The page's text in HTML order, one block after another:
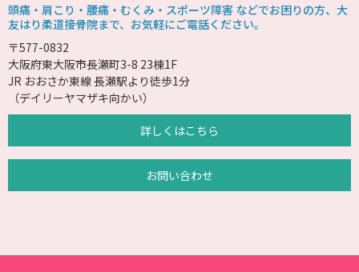
頭痛・肩こり・腰痛・むくみ・スポーツ障害 などでお困りの方、大
友はり柔道接骨院まで、お気軽にご電話ください。
〒577-0832
大阪府東大阪市長瀬町3-8 23棟1F
JR おおさか東線 長瀬駅より徒歩1分
（デイリーヤマザキ向かい）
詳しくはこちら
お問い合わせ